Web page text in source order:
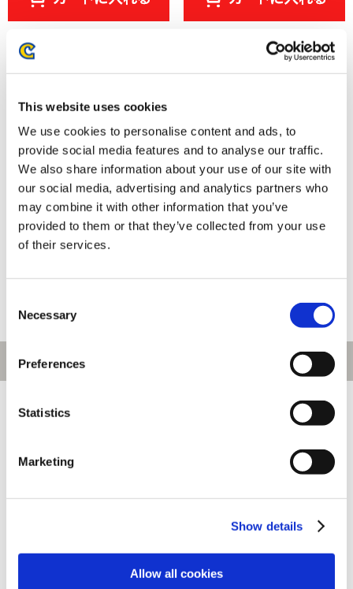
This website uses cookies
We use cookies to personalise content and ads, to
provide social media features and to analyse our traffic.
We also share information about your use of our site with
our social media, advertising and analytics partners who
may combine it with other information that you’ve
provided to them or that they’ve collected from your use
of their services.
Selection
Necessary
Preferences
Statistics
Marketing
Show details
Allow all cookies
くるみたぴぬい ストリートファ
イター6 エド
くるみたぴぬい ストリートファ
カテゴリ
ジャンル